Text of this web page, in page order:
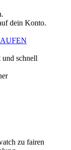
dein Konto.
schnell
zu fairen